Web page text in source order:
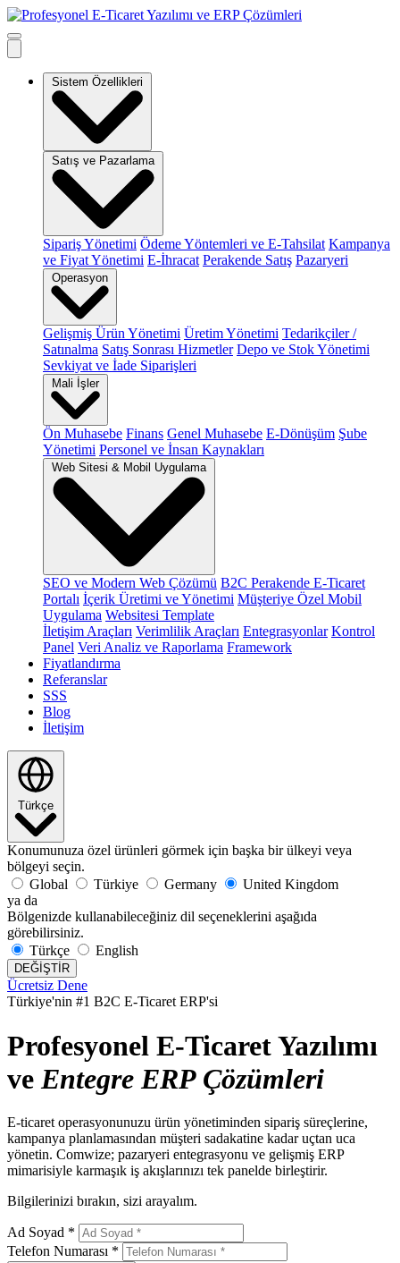
Sistem Özellikleri
Satış ve Pazarlama
Sipariş Yönetimi Ödeme Yöntemleri ve E-Tahsilat Kampanya
ve Fiyat Yönetimi E-İhracat Perakende Satış Pazaryeri
Operasyon
Gelişmiş Ürün Yönetimi Üretim Yönetimi Tedarikçiler /
Satınalma Satış Sonrası Hizmetler Depo ve Stok Yönetimi
Sevkiyat ve İade Siparişleri
Mali İşler
Ön Muhasebe Finans Genel Muhasebe E-Dönüşüm Şube
Yönetimi Personel ve İnsan Kaynakları
Web Sitesi & Mobil Uygulama
SEO ve Modern Web Çözümü B2C Perakende E-Ticaret
Portalı İçerik Üretimi ve Yönetimi Müşteriye Özel Mobil
Uygulama Websitesi Template
İletişim Araçları Verimlilik Araçları Entegrasyonlar Kontrol
Panel Veri Analiz ve Raporlama Framework
Fiyatlandırma
Referanslar
SSS
Blog
İletişim
Türkçe
Konumunuza özel ürünleri görmek için başka bir ülkeyi veya
bölgeyi seçin.
Global
Türkiye Germany
United Kingdom
ya da
Bölgenizde kullanabileceğiniz dil seçeneklerini aşağıda
görebilirsiniz.
Türkçe
English
DEĞİŞTİR
Ücretsiz Dene
Türkiye'nin #1 B2C E-Ticaret ERP'si
Profesyonel E-Ticaret Yazılımı
ve Entegre ERPÇözümleri
E-ticaret operasyonunuzu ürün yönetiminden sipariş süreçlerine,
kampanya planlamasından müşteri sadakatine kadar uçtan uca
yönetin. Comwize; pazaryeri entegrasyonu ve gelişmiş ERP
mimarisiyle karmaşık iş akışlarınızı tek panelde birleştirir.
Bilgilerinizi bırakın, sizi arayalım.
Ad Soyad *
Telefon Numarası *